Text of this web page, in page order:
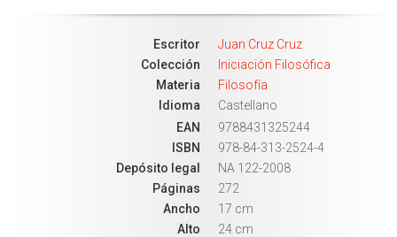
Escritor
Juan Cruz Cruz
Colección
Iniciación Filosófica
Materia
Filosofía
Idioma
Castellano
EAN
9788431325244
ISBN
978-84-313-2524-4
Depósito legal
NA 122-2008
Páginas
272
Ancho
17 cm
Alto
24 cm